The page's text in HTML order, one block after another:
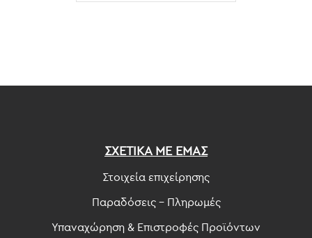
ΣΧΕΤΙΚΑ ΜΕ ΕΜΑΣ
Στοιχεία επιχείρησης
Παραδόσεις - Πληρωμές
Υπαναχώρηση & Επιστροφές Προϊόντων